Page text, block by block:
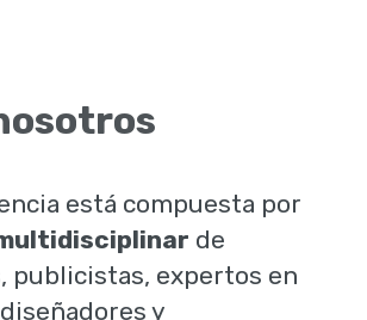
está compuesta por
de
publicistas, expertos en
y